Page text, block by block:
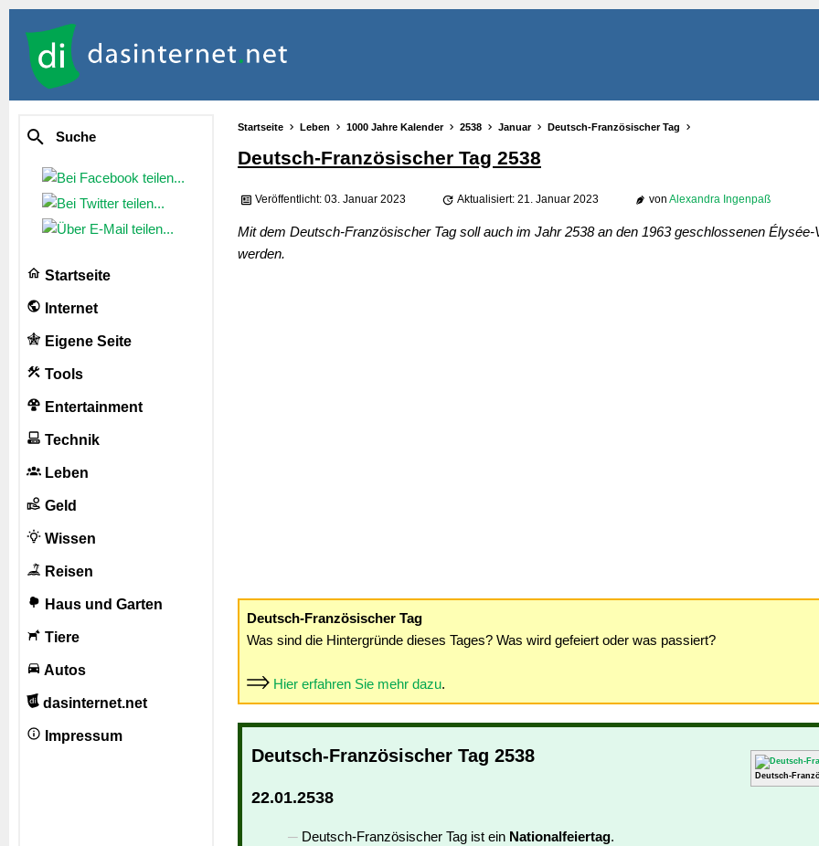
Suche
Startseite
Internet
Eigene Seite
Tools
Entertainment
Technik
Leben
Geld
Wissen
Reisen
Haus und Garten
Tiere
Autos
dasinternet.net
Impressum
Startseite Leben 1000 Jahre Kalender 2538 Januar Deutsch-Französischer Tag
Deutsch-Französischer Tag 2538
Veröffentlicht: 03. Januar 2023 Aktualisiert: 21. Januar 2023 von Alexandra Ingenpaß
Mit dem Deutsch-Französischer Tag soll auch im Jahr 2538 an den 1963 geschlossenen Élysée-
werden.
Deutsch-Französischer Tag
Was sind die Hintergründe dieses Tages? Was wird gefeiert oder was passiert?
Hier erfahren Sie mehr dazu.
Deutsch-
Deutsch-Französischer Tag 2538
22.01.2538
Deutsch-Französischer Tag ist ein Nationalfeiertag.